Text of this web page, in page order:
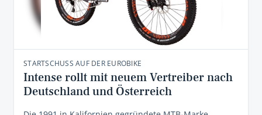
STARTSCHUSS AUF DER EUROBIKE
Intense rollt mit neuem Vertreiber nach
Deutschland und Österreich